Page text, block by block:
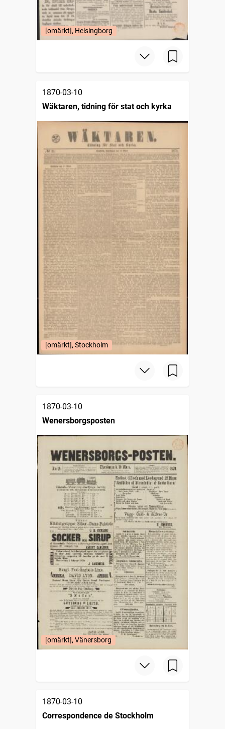
[omärkt], Helsingborg
1870-03-10
Wäktaren, tidning för stat och kyrka
[omärkt], Stockholm
1870-03-10
Wenersborgsposten
[omärkt], Vänersborg
1870-03-10
Correspondence de Stockholm